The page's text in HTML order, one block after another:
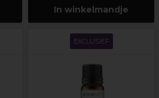
In winkelmandje
EXCLUSIEF